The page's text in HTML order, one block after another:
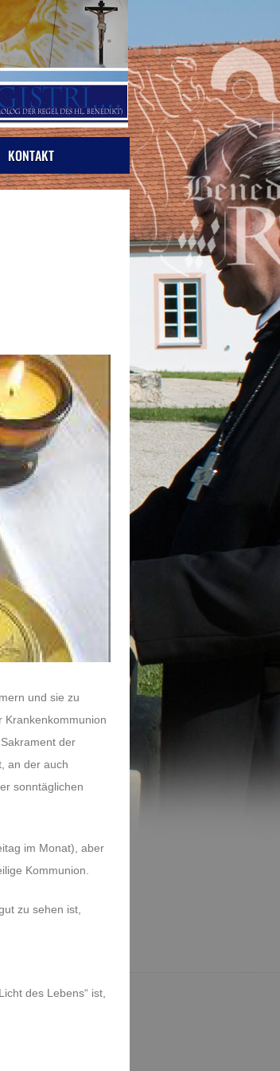
KONTAKT
und sie zu
Krankenkommunion
der
an der auch
sonntäglichen
im Monat), aber
Kommunion.
zu sehen ist,
des Lebens“ ist,